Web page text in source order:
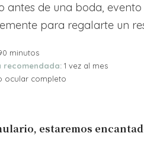
antes de una boda,
para regalarte un
minutos
recomendada: 1 vez al mes
ocular completo
estaremos